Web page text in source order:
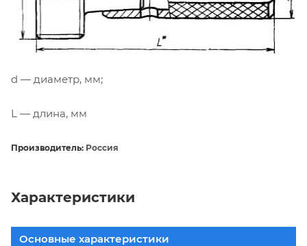
d — диаметр, мм;
L — длина, мм
Производитель: Россия
Характеристики
Основные характеристики